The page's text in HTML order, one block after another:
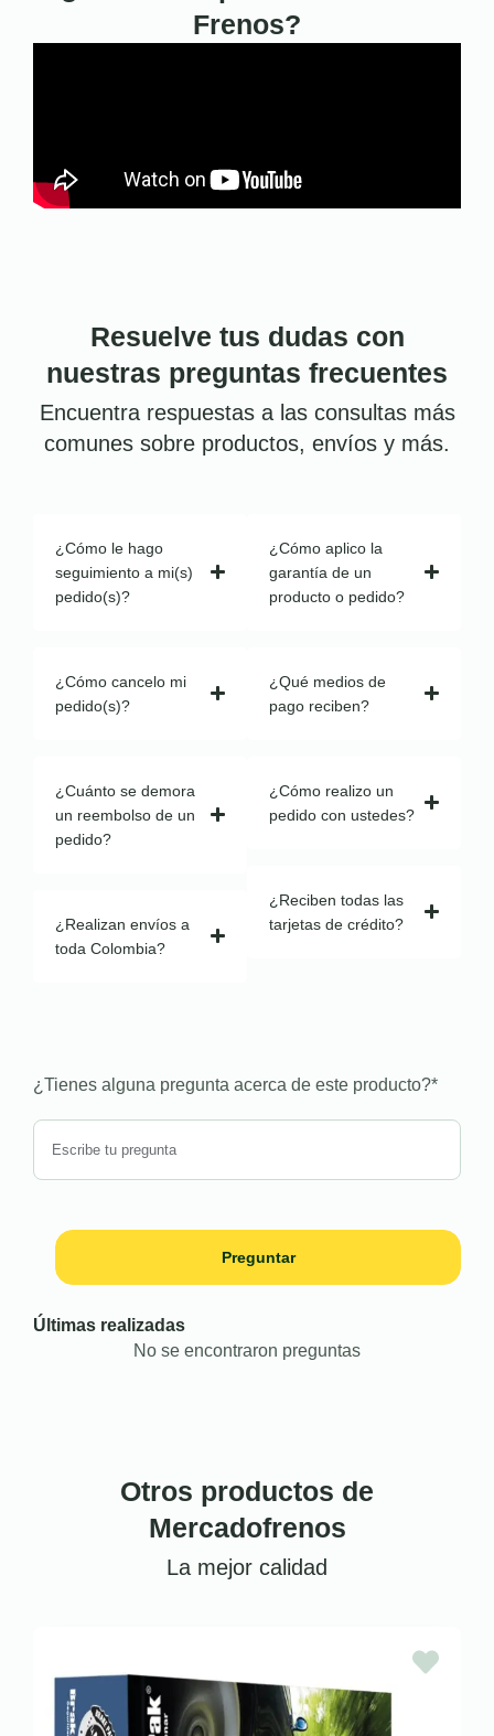
Frenos?
Resuelve tus dudas con
nuestras preguntas frecuentes
Encuentra respuestas a las consultas más
comunes sobre productos, envíos y más.
¿Cómo le hago
seguimiento a mi(s)
pedido(s)?
¿Cómo cancelo mi
pedido(s)?
¿Cuánto se demora
un reembolso de un
pedido?
¿Realizan envíos a
toda Colombia?
¿Cómo aplico la
garantía de un
producto o pedido?
¿Qué medios de
pago reciben?
¿Cómo realizo un
pedido con ustedes?
¿Reciben todas las
tarjetas de crédito?
¿Tienes alguna pregunta acerca de este producto?*
Preguntar
Últimas realizadas
No se encontraron preguntas
Otros productos de
Mercadofrenos
La mejor calidad